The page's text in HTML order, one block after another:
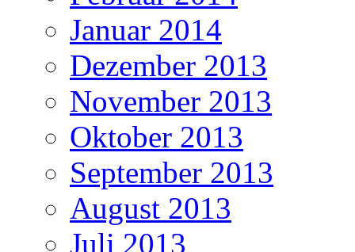
Januar 2014
Dezember 2013
November 2013
Oktober 2013
September 2013
August 2013
Juli 2013